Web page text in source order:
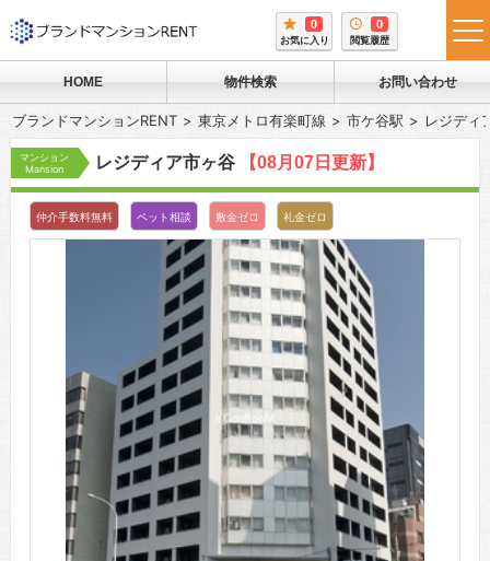
0
お気に入り
0
閲覧履歴
HOME 物件検索 お問い合わせ
ブランドマンションRENT 東京メトロ有楽町線 市ケ谷駅 レジディ
マンション
Mansion
レジディア市ヶ谷 【08月07日更新】
仲介手数料無料 ペット相談 敷金ゼロ 礼金ゼロ